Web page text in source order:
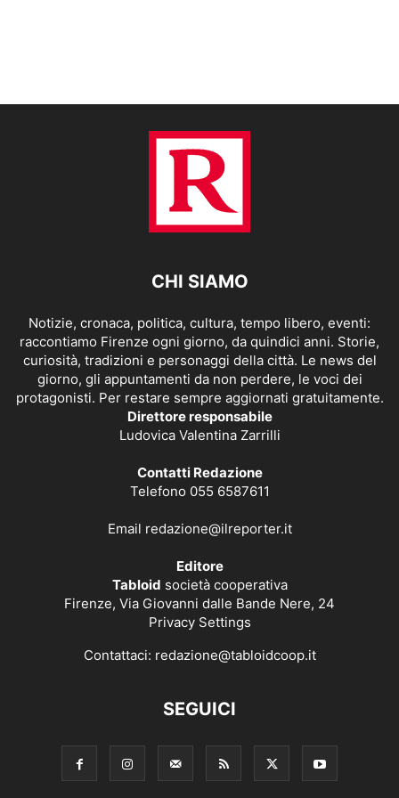
CHI SIAMO
Notizie, cronaca, politica, cultura, tempo libero, eventi:
raccontiamo Firenze ogni giorno, da quindici anni. Storie,
curiosità, tradizioni e personaggi della città. Le news del
giorno, gli appuntamenti da non perdere, le voci dei
protagonisti. Per restare sempre aggiornati gratuitamente.
Direttore responsabile
Ludovica Valentina Zarrilli
Contatti Redazione
Telefono 055 6587611
Email redazione@ilreporter.it
Editore
Tabloid società cooperativa
Firenze, Via Giovanni dalle Bande Nere, 24
Privacy Settings
Contattaci: redazione@tabloidcoop.it
SEGUICI